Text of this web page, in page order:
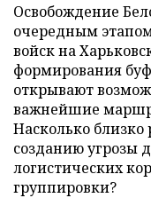
Освобождение
очередным
войск на
формирования
открывают
важнейшие
Насколько
созданию угрозы
логистических
группировки?